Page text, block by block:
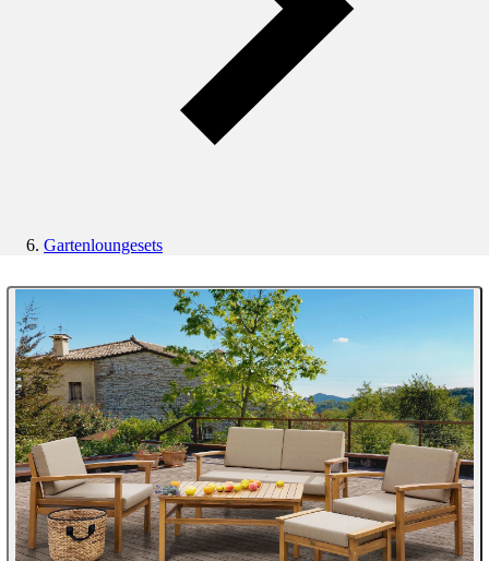
Gartenloungesets